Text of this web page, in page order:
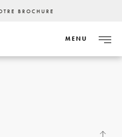
BROCHURE
MENU